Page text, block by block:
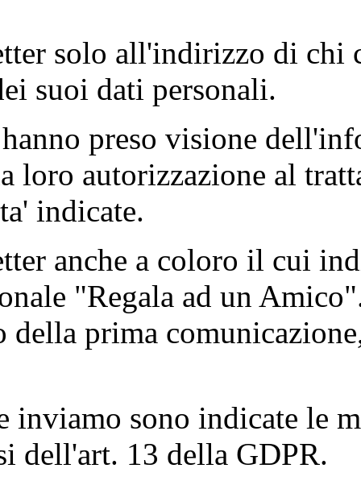
solo all'indirizzo di chi
suoi dati personali.
preso visione
loro autorizzazione al
indicate.
anche a coloro il cui
"Regala ad un
prima
inviamo sono indicate le
dell'art. 13 della GDPR.